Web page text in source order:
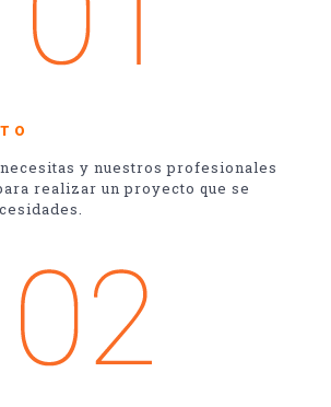
necesitas y nuestros profesionales
realizar un proyecto que se